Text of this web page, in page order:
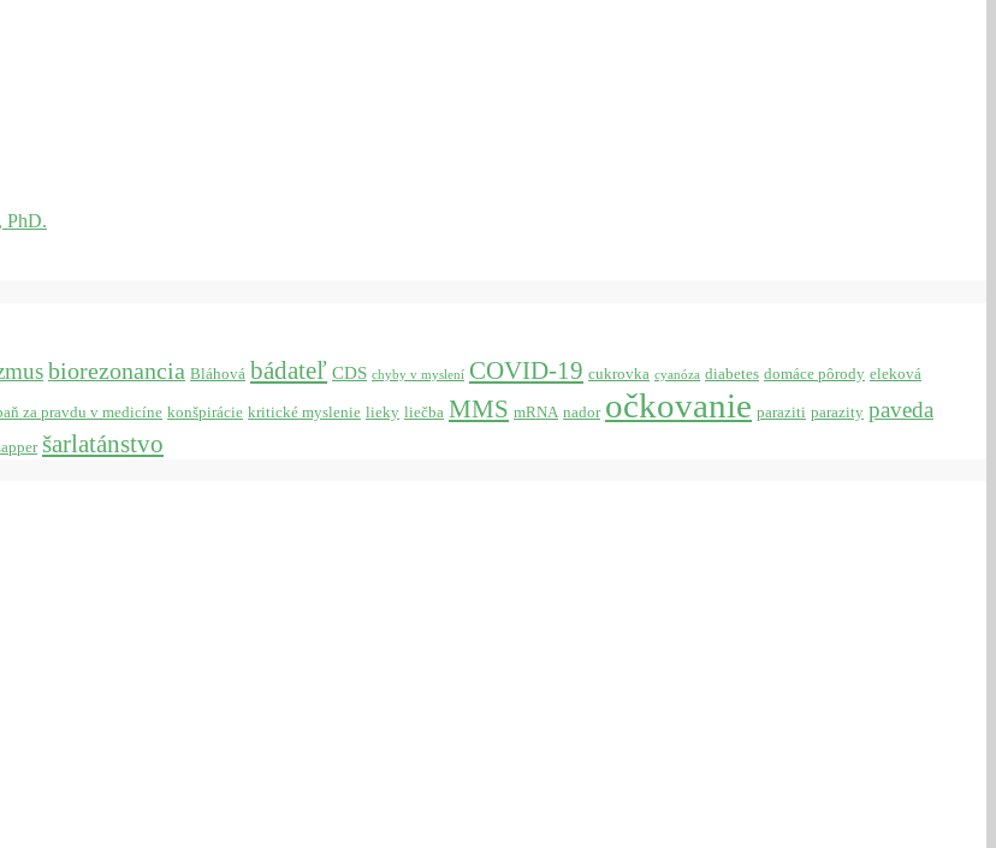
PhD.
biorezonancia Bláhová bádateľ CDS chyby v myslení COVID-19 cukrovka cyanóza diabetes domáce pôrody eleková
za pravdu v medicíne konšpirácie kritické myslenie lieky liečba MMS mRNA nador očkovanie paraziti parazity paveda
šarlatánstvo